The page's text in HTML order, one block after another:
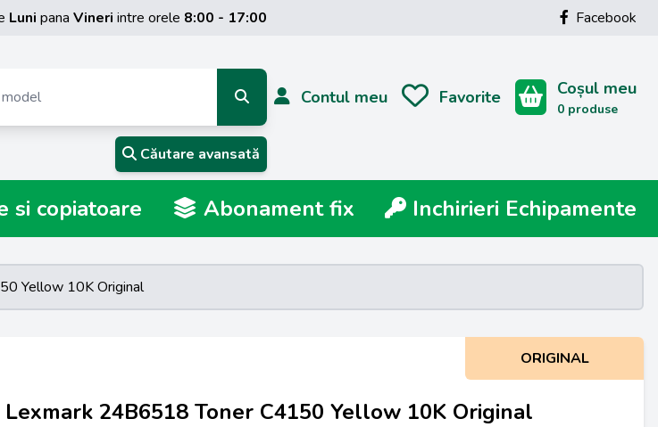
Luni pana Vineri intre orele 8:00 - 17:00 Facebook
Căutare avansată
Contul meu Favorite Coșul meu
0 produse
si copiatoare Abonament fix Inchirieri Echipamente
Yellow 10K Original
ORIGINAL
Lexmark 24B6518 Toner C4150 Yellow 10K Original